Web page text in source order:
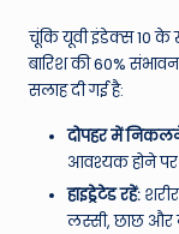
चूंकि यूवी इंडेक्स 10
बारिश की 60%
सलाह दी गई है:
दोपहर में
आवश्यक होने पर
हाइड्रेटेड रहें:
लस्सी, छाछ और